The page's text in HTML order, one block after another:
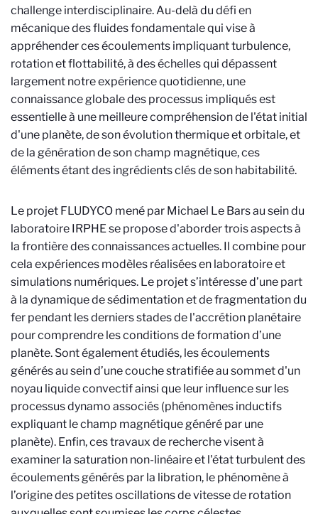
challenge interdisciplinaire. Au-delà du défi en
mécanique des fluides fondamentale qui vise à
appréhender ces écoulements impliquant turbulence,
rotation et flottabilité, à des échelles qui dépassent
largement notre expérience quotidienne, une
connaissance globale des processus impliqués est
essentielle à une meilleure compréhension de l'état initial
d'une planète, de son évolution thermique et orbitale, et
de la génération de son champ magnétique, ces
éléments étant des ingrédients clés de son habitabilité.
Le projet FLUDYCO mené par Michael Le Bars au sein du
laboratoire IRPHE se propose d'aborder trois aspects à
la frontière des connaissances actuelles. Il combine pour
cela expériences modèles réalisées en laboratoire et
simulations numériques. Le projet s’intéresse d’une part
à la dynamique de sédimentation et de fragmentation du
fer pendant les derniers stades de l'accrétion planétaire
pour comprendre les conditions de formation d’une
planète. Sont également étudiés, les écoulements
générés au sein d’une couche stratifiée au sommet d'un
noyau liquide convectif ainsi que leur influence sur les
processus dynamo associés (phénomènes inductifs
expliquant le champ magnétique généré par une
planète). Enfin, ces travaux de recherche visent à
examiner la saturation non-linéaire et l'état turbulent des
écoulements générés par la libration, le phénomène à
l’origine des petites oscillations de vitesse de rotation